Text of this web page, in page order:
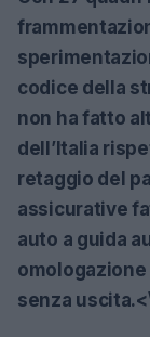
codice della
non ha fatto
dell’Italia
retaggio del
assicurative
auto a guida
senza